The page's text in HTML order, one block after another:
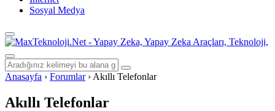
Sosyal Medya
Anasayfa › Forumlar › Akıllı Telefonlar
Akıllı Telefonlar